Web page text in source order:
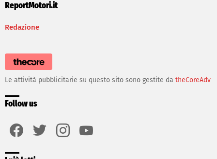
ReportMotori.it
Redazione
Le attività pubblicitarie su questo sito sono gestite da theCoreAdv
Follow us